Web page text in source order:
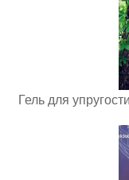
Гель для